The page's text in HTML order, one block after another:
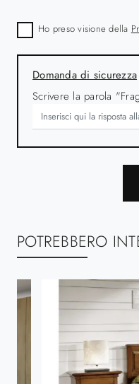
Ho preso visione della
Domanda di sicurezza
Scrivere la parola
POTREBBERO